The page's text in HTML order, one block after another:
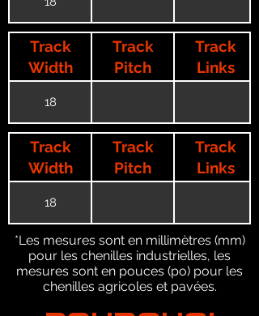
Track
Width
Track
Pitch
Track
Links
18
Track
Width
Track
Pitch
Track
Links
18
*Les mesures sont en millimètres (mm)
pour les chenilles industrielles, les
mesures sont en pouces (po) pour les
chenilles agricoles et pavées.
POURQUOI